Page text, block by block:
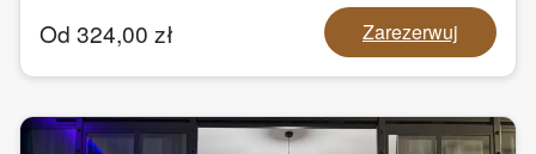
Od 324,00 zł Zarezerwuj